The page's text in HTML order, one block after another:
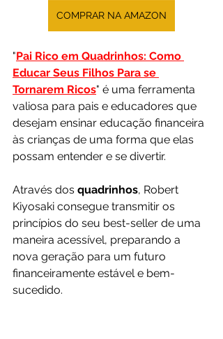
COMPRAR NA AMAZON
"Pai Rico em Quadrinhos: Como
Educar Seus Filhos Para se
Tornarem Ricos" é uma ferramenta
valiosa para pais e educadores que
desejam ensinar educação financeira
às crianças de uma forma que elas
possam entender e se divertir.
Através dos quadrinhos, Robert
Kiyosaki consegue transmitir os
princípios do seu best-seller de uma
maneira acessível, preparando a
nova geração para um futuro
financeiramente estável e bem-
sucedido.